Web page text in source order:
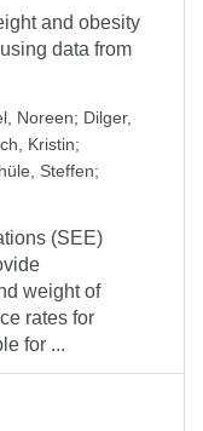
and obesity
data from
Noreen; Dilger,
Kristin;
Steffen;
(SEE)
weight of
rates for
for ...